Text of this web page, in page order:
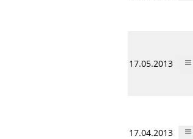
17.05.2013
17.04.2013